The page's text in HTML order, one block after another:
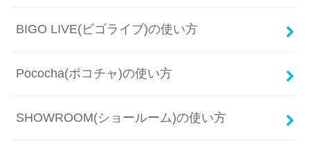
BIGO LIVE(ビゴライブ)の使い方
Pococha(ポコチャ)の使い方
SHOWROOM(ショールーム)の使い方